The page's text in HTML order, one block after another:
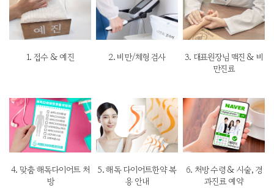
1. 접수 & 예진 2. 비만/체형 검사
3. 대표원장님 맥진 & 비
만진료
4. 맞춤 해독다이어트 처
방
5. 해독 다이어트한약 복
용 안내
6. 처방 수령 & 시술, 경
과진료 예약